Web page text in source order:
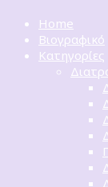
Home
Βιογραφικό
Κατηγορίες